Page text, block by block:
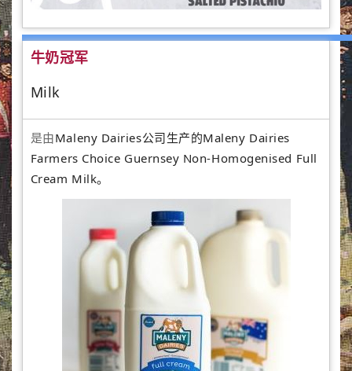
牛奶冠军
Milk
是由Maleny Dairies公司生产的Maleny Dairies
Farmers Choice Guernsey Non-Homogenised Full
Cream Milk。